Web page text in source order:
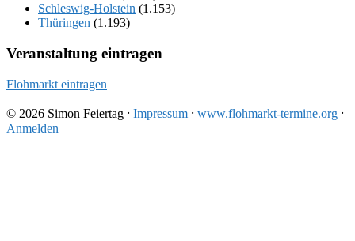
Schleswig-Holstein (1.153)
Thüringen (1.193)
Veranstaltung eintragen
Flohmarkt eintragen
© 2026 Simon Feiertag ⸱ Impressum ⸱ www.flohmarkt-termine.org ⸱
Anmelden